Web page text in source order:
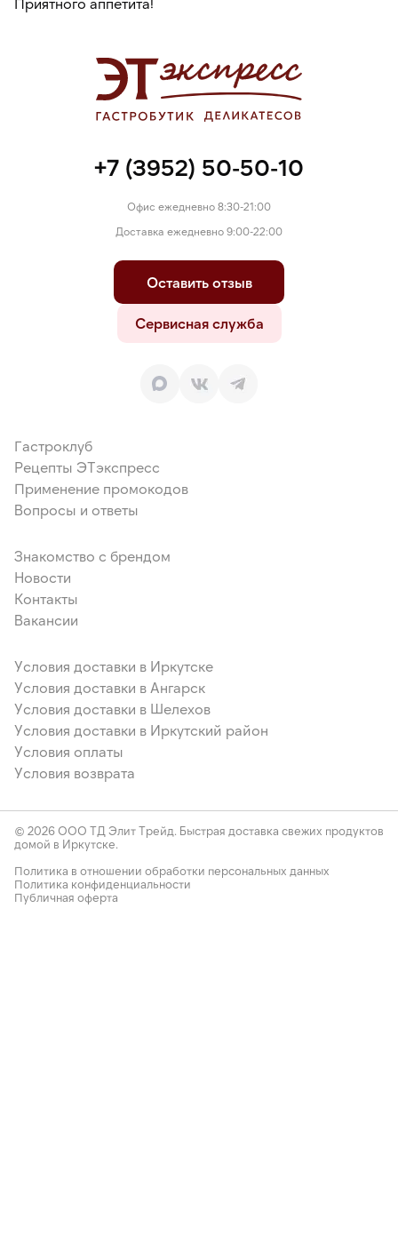
+7 (3952) 50-50-10
Офис ежедневно 8:30-21:00
Доставка ежедневно 9:00-22:00
Оставить отзыв
Сервисная служба
Гастроклуб
Рецепты ЭТэкспресс
Применение промокодов
Вопросы и ответы
Знакомство с брендом
Новости
Контакты
Вакансии
Условия доставки в Иркутске
Условия доставки в Ангарск
Условия доставки в Шелехов
Условия доставки в Иркутский район
Условия оплаты
Условия возврата
© 2026 ООО ТД Элит Трейд. Быстрая доставка свежих продуктов
домой в Иркутске.
Политика в отношении обработки персональных данных
Политика конфиденциальности
Публичная оферта